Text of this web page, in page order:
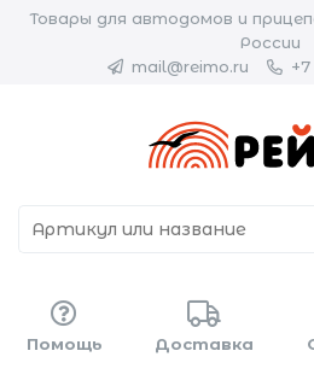
Товары для автодомов и
России
mail@reimo.ru
Помощь Доставка